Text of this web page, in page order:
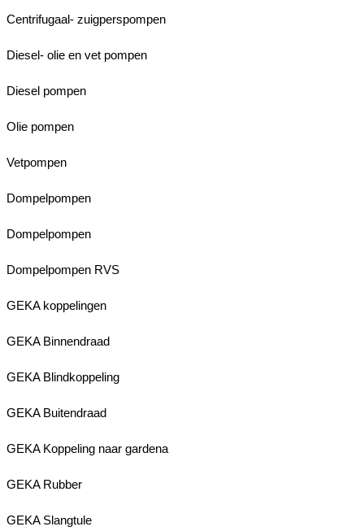
Centrifugaal- zuigperspompen
Diesel- olie en vet pompen
Diesel pompen
Olie pompen
Vetpompen
Dompelpompen
Dompelpompen
Dompelpompen RVS
GEKA koppelingen
GEKA Binnendraad
GEKA Blindkoppeling
GEKA Buitendraad
GEKA Koppeling naar gardena
GEKA Rubber
GEKA Slangtule